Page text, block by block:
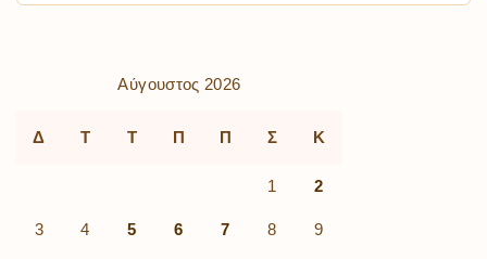
Αύγουστος 2026
Δ Τ Τ Π Π Σ Κ
1 2
3 4 5 6 7 8 9